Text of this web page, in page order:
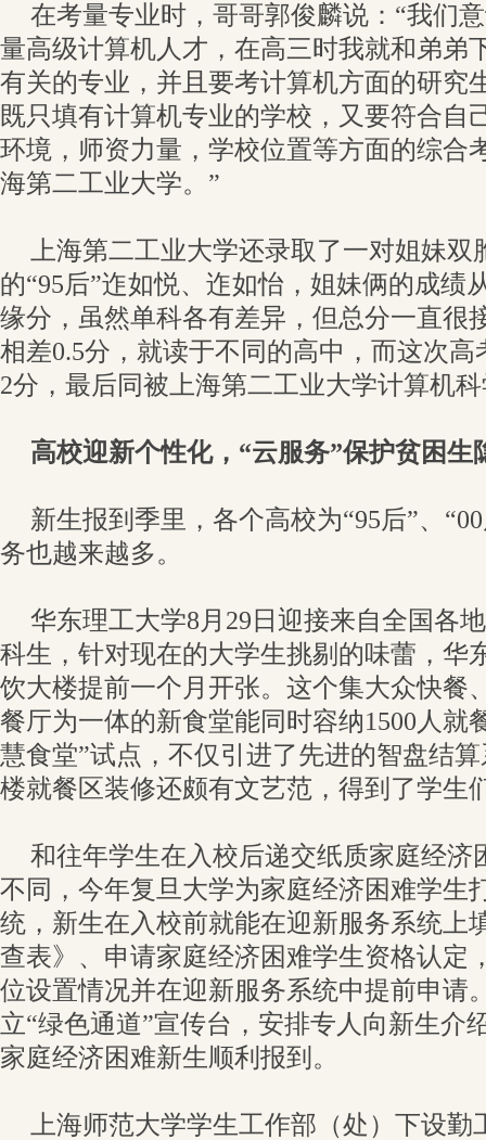
在考量专业时，哥哥郭俊麟说：“我们
量高级计算机人才，在高三时我就和弟弟
有关的专业，并且要考计算机方面的研究
既只填有计算机专业的学校，又要符合自
环境，师资力量，学校位置等方面的综合
海第二工业大学。”
上海第二工业大学还录取了一对姐妹
的“95后”迮如悦、迮如怡，姐妹俩的成绩
缘分，虽然单科各有差异，但总分一直很
相差0.5分，就读于不同的高中，而这次
2分，最后同被上海第二工业大学计算机
高校迎新个性化，“云服务”保护贫困生
新生报到季里，各个高校为“95后”、
务也越来越多。
华东理工大学8月29日迎接来自全国各
科生，针对现在的大学生挑剔的味蕾，华
饮大楼提前一个月开张。这个集大众快餐
餐厅为一体的新食堂能同时容纳1500人就
慧食堂”试点，不仅引进了先进的智盘结
楼就餐区装修还颇有文艺范，得到了学生
和往年学生在入校后递交纸质家庭经济
不同，今年复旦大学为家庭经济困难学生
统，新生在入校前就能在迎新服务系统上
查表》、申请家庭经济困难学生资格认定
位设置情况并在迎新服务系统中提前申请
立“绿色通道”宣传台，安排专人向新生介
家庭经济困难新生顺利报到。
上海师范大学学生工作部（处）下设